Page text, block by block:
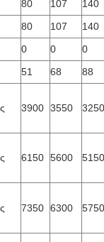
80 107 140
80 107
140
0 0
0
51 68 88
3900 3550 3250
6150 5600 5150
7350 6300 5750